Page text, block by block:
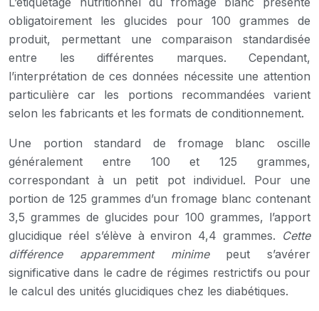
obligatoirement les glucides pour 100 grammes de
produit, permettant une comparaison standardisée
entre les différentes marques. Cependant,
l’interprétation de ces données nécessite une attention
particulière car les portions recommandées varient
selon les fabricants et les formats de conditionnement.
Une portion standard de fromage blanc oscille
généralement entre 100 et 125 grammes,
correspondant à un petit pot individuel. Pour une
portion de 125 grammes d’un fromage blanc contenant
3,5 grammes de glucides pour 100 grammes, l’apport
glucidique réel s’élève à environ 4,4 grammes. Cette
différence apparemment minime peut s’avérer
significative dans le cadre de régimes restrictifs ou pour
le calcul des unités glucidiques chez les diabétiques.